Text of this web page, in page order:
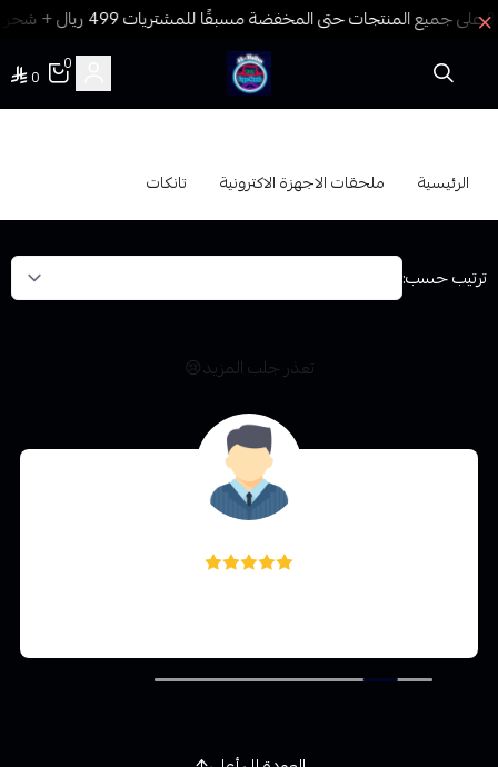
فيب المدينة
0
0
الرئيسية ملحقات الاجهزة الاكترونية تانكات
ترتيب حسب:
تعذر جلب المزيد😢